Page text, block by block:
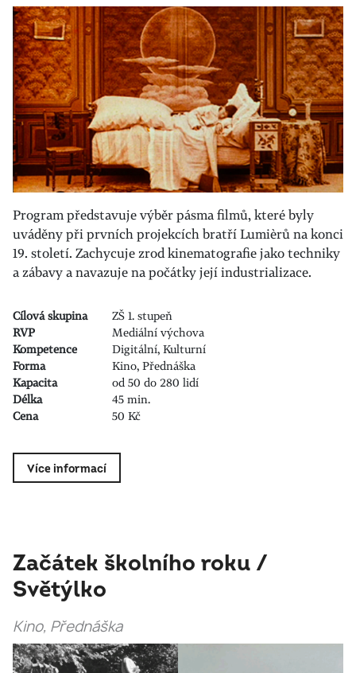
Program představuje výběr pásma filmů, které byly
uváděny při prvních projekcích bratří Lumièrů na konci
19. století. Zachycuje zrod kinematografie jako techniky
a zábavy a navazuje na počátky její industrializace.
Cílová skupina
ZŠ 1. stupeň
RVP
Mediální výchova
Kompetence
Digitální, Kulturní
Forma
Kino, Přednáška
Kapacita
od 50 do 280 lidí
Délka
45 min.
Cena
50 Kč
Více informací
Začátek školního roku /
Světýlko
Kino, Přednáška